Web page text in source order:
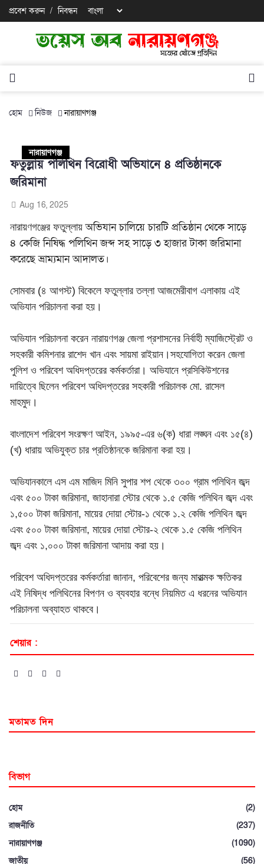
প্রবেশ করুন / নিবন্ধন
হোম নিউজ নারায়াণগঞ্জ
নারায়াণগঞ্জ
ফতুল্লায় পলিথিন বিরোধী অভিযানে ৪ প্রতিষ্ঠানকে
জরিমানা
Aug 16, 2025
নারায়ণগঞ্জের ফতুল্লায়অভিযান চালিয়েচারটি প্রতিষ্ঠান থেকে সাড়ে
৪ কেজি নিষিদ্ধ পলিথিন জব্দ সহ সাড়ে ৩ হাজার টাকা জরিমানা
করেছে ভ্রাম্যমান আদালত।
সোমবার (৪ আগস্ট) বিকেলে ফতুল্লার তল্লা আজমেরীবাগ এলাকায় এই
অভিযান পরিচালনা করা হয়।
অভিযান পরিচালনা করেন নারায়ণগঞ্জ জেলা প্রশাসনের নির্বাহী ম্যাজিস্ট্রেট ও
সহকারী কমিশনার রাশেদ খান এবং সায়মা রাইয়ান।সহযোগিতা করেন জেলা
পুলিশ ও পরিবেশ অধিদপ্তরের কর্মকর্তারা। অভিযানে প্রসিকিউশনের
দায়িত্বে ছিলেন পরিবেশ অধিদপ্তরের সহকারী পরিচালক মো. রাসেল
মাহমুদ।
বাংলাদেশ পরিবেশ সংরক্ষণ আইন, ১৯৯৫-এর ৬(ক) ধারা লঙ্ঘন এবং ১৫(৪)
(খ) ধারায় অভিযুক্ত চার প্রতিষ্ঠানকে জরিমানা করা হয়।
অভিযানকালে এস এম মাজিদ মিনি সুপার শপ থেকে ৩০০ গ্রাম পলিথিন জব্দ
এবং ৫০০ টাকা জরিমানা, জাহানারা স্টোর থেকে ১.৫ কেজি পলিথিন জব্দ এবং
১,৫০০ টাকা জরিমানা, মায়ের দোয়া স্টোর-১ থেকে ১.২ কেজি পলিথিন জব্দ
এবং ৫০০ টাকা জরিমানা, মায়ের দোয়া স্টোর-২ থেকে ১.৫ কেজি পলিথিন
জব্দ এবং ১,০০০ টাকা জরিমানা আদায় করা হয়।
পরিবেশ অধিদপ্তরের কর্মকর্তারা জানান, পরিবেশের জন্য মারাত্মক ক্ষতিকর
এই নিষিদ্ধ পলিথিনের বিপণন ও ব্যবহার বন্ধে নিয়মিত এ ধরনের অভিযান
পরিচালনা অব্যাহত থাকবে।
শেয়ার :
মতামত দিন
বিভাগ
হোম
(2)
রাজনীতি
(237)
নারায়াণগঞ্জ
(1090)
জাতীয়
(56)